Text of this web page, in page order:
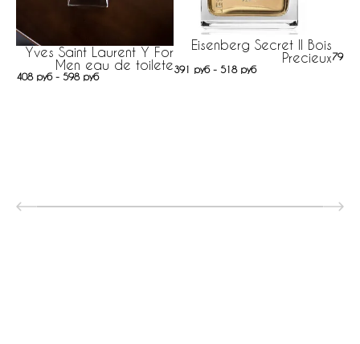
Yves Saint Laurent Y For
Men eau de toilete
408 руб - 598 руб
Eisenberg Secret II Bois
Precieux
391 руб - 518 руб
797